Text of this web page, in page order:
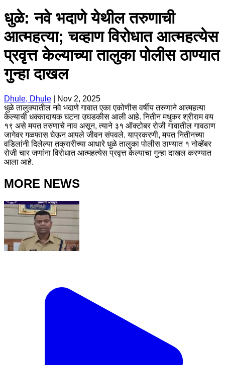
धुळे: नवे भदाणे येथील तरुणाची
आत्महत्या; चव्हाण विरोधात आत्महत्येस
प्रवृत्त केल्याच्या तालुका पोलीस ठाण्यात
गुन्हा दाखल
Dhule, Dhule
Nov 2, 2025
धुळे तालुक्यातील नवे भदाणे गावात एका एकोणीस वर्षीय तरुणाने आत्महत्या
केल्याची धक्कादायक घटना उघडकीस आली आहे. नितीन मधुकर श्रीराम वय
१९ असे मयत तरुणाचे नाव असून, त्याने ३१ ऑक्टोबर रोजी गावातील गावठाण
जागेवर गळफास घेऊन आपले जीवन संपवले. याप्रकरणी, मयत नितीनच्या
वडिलांनी दिलेल्या तक्रारीच्या आधारे धुळे तालुका पोलीस ठाण्यात १ नोव्हेंबर
रोजी चार जणांना विरोधात आत्महत्येस प्रवृत्त केल्याचा गुन्हा दाखल करण्यात
आला आहे.
MORE NEWS